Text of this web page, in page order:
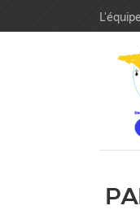
Aller au contenu principal